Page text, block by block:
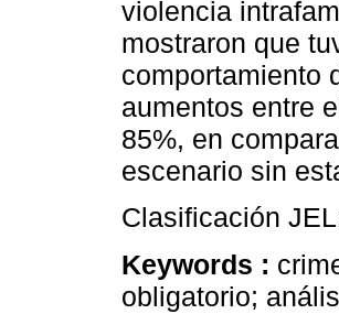
violencia
mostraron que
comportamiento
aumentos entre
85%, en
escenario sin
Clasificación
Keywords :
obligatorio;